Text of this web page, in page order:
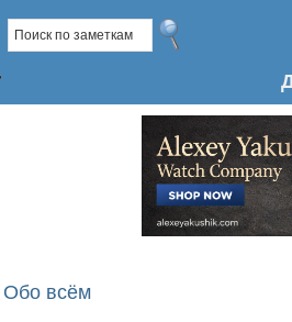
Обо всём